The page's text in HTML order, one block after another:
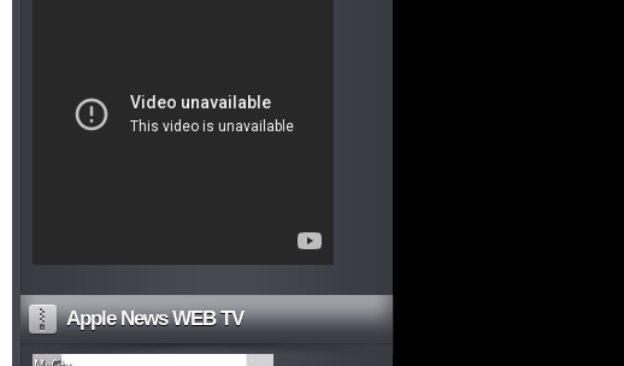
Apple News WEB TV